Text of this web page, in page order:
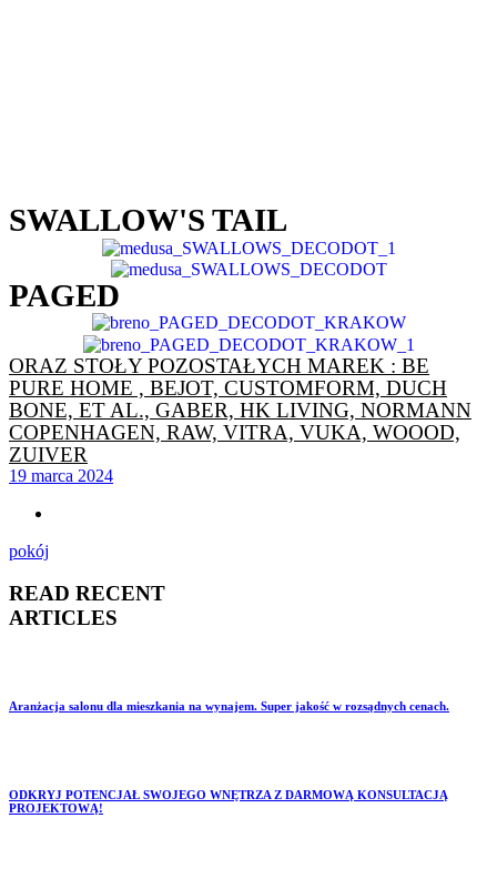
SWALLOW'S TAIL
PAGED
ORAZ STOŁY POZOSTAŁYCH MAREK : BE
PURE HOME , BEJOT, CUSTOMFORM, DUCH
BONE, ET AL., GABER, HK LIVING, NORMANN
COPENHAGEN, RAW, VITRA, VUKA, WOOOD,
ZUIVER
19 marca 2024
pokój
READ RECENT
ARTICLES
Aranżacja salonu dla mieszkania na wynajem. Super jakość w rozsądnych cenach.
ODKRYJ POTENCJAŁ SWOJEGO WNĘTRZA Z DARMOWĄ KONSULTACJĄ
PROJEKTOWĄ!